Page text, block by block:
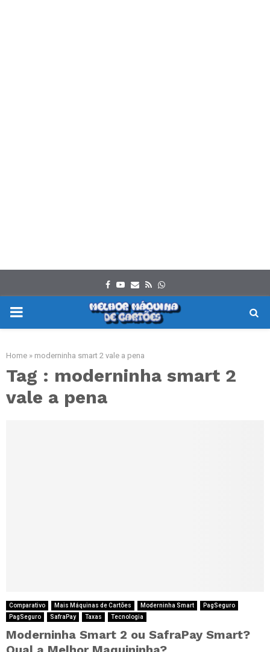
Facebook
Youtube
Email
RssWhatsapp
PRIMARY
Home » moderninha smart 2 vale a pena
Tag : moderninha smart 2
vale a pena
Comparativo Mais Máquinas de Cartões Moderninha Smart
PagSeguro
PagSeguro
SafraPay Taxas Tecnologia
Moderninha Smart 2 ou SafraPay Smart?